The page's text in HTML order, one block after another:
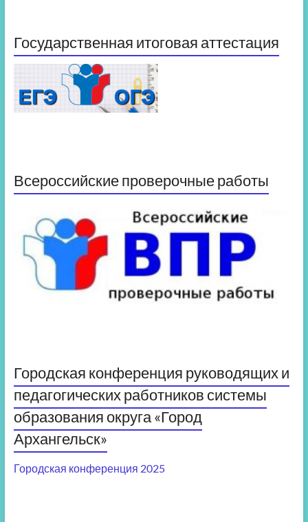
Государственная итоговая аттестация
Всероссийские проверочные работы
Городская конференция руководящих и
педагогических работников системы
образования округа «Город
Архангельск»
Городская конференция 2025